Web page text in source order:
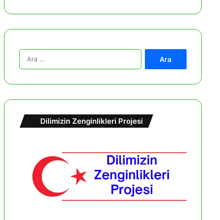
m
Dilimizin Zenginlikleri Projesi